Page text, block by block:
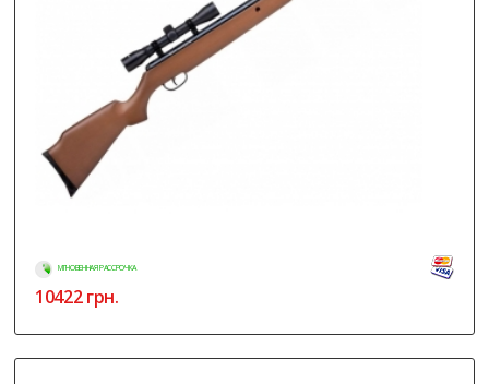
МГНОВЕННАЯ РАССРОЧКА
10422грн.